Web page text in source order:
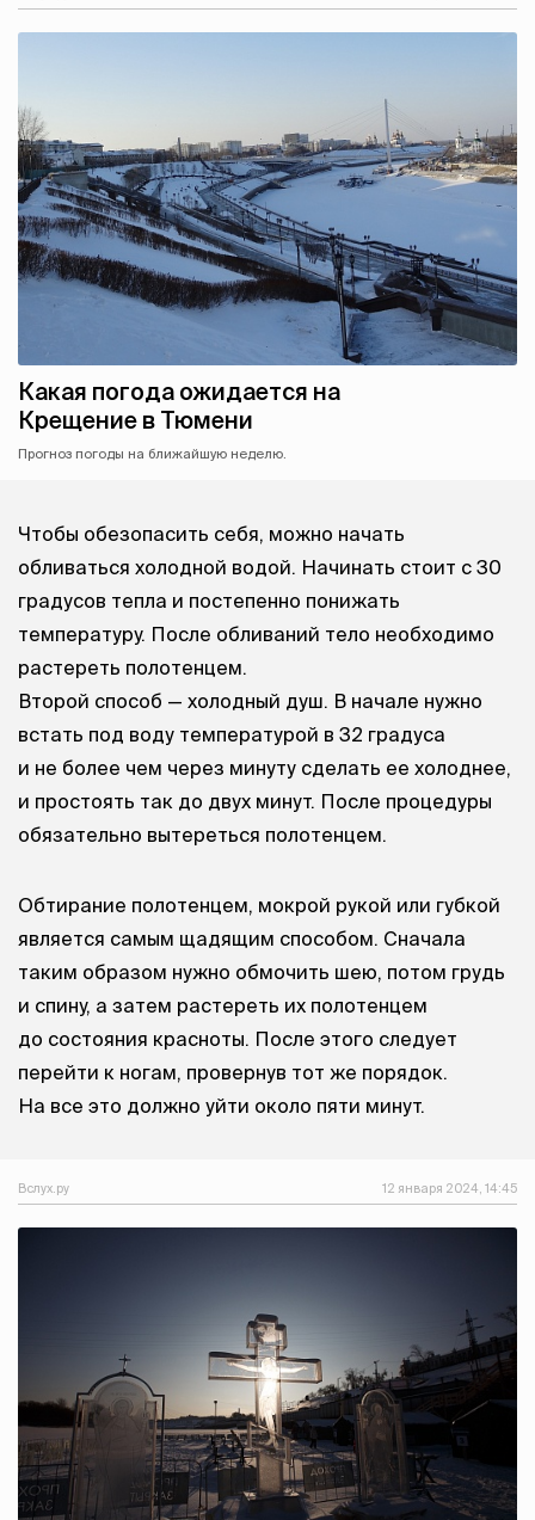
Какая погода ожидается на
Крещение в Тюмени
Прогноз погоды на ближайшую неделю.
Чтобы обезопасить себя, можно начать
обливаться холодной водой. Начинать стоит с 30
градусов тепла и постепенно понижать
температуру. После обливаний тело необходимо
растереть полотенцем.
Второй способ — холодный душ. В начале нужно
встать под воду температурой в 32 градуса
и не более чем через минуту сделать ее холоднее,
и простоять так до двух минут. После процедуры
обязательно вытереться полотенцем.
Обтирание полотенцем, мокрой рукой или губкой
является самым щадящим способом. Сначала
таким образом нужно обмочить шею, потом грудь
и спину, а затем растереть их полотенцем
до состояния красноты. После этого следует
перейти к ногам, провернув тот же порядок.
На все это должно уйти около пяти минут.
Вслух.ру 12 января 2024, 14:45